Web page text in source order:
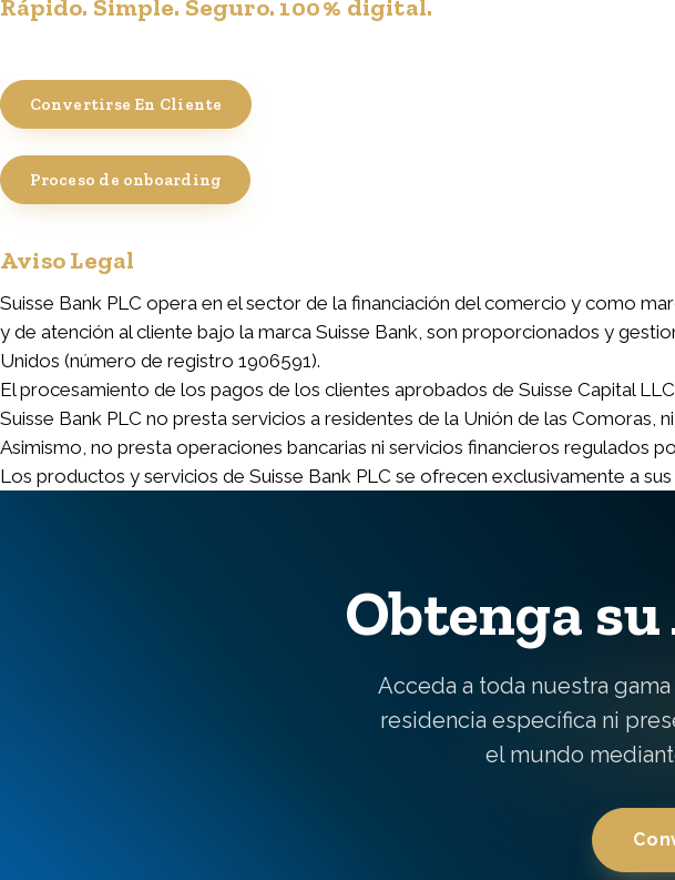
Rápido. Simple. Seguro. 100 % digital.
Convertirse En Cliente
Proceso de onboarding
Aviso Legal
Suisse Bank PLC opera en el sector de la financiación del comercio y como
y de atención al cliente bajo la marca Suisse Bank, son proporcionados y
Unidos (número de registro 1906591).
El procesamiento de los pagos de los clientes aprobados de Suisse Capital
Suisse Bank PLC no presta servicios a residentes de la Unión de las
Asimismo, no presta operaciones bancarias ni servicios financieros regulados
Los productos y servicios de Suisse Bank PLC se ofrecen exclusivamente a
Obtenga
Acceda a toda nuestra
residencia específica ni
el mundo